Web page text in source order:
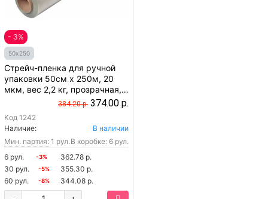
- 3%
50x250
Стрейч-пленка для ручной
упаковки 50см x 250м, 20
мкм, вес 2,2 кг, прозрачная,
384.20 р. 374.00 р.
Код 1242
Наличие:
В наличии
Мин. партия: 1 рул. В коробке: 6 рул.
6 рул.
-3%
362.78 р.
30 рул.
-5%
355.30 р.
60 рул.
-8% 344.08 р.